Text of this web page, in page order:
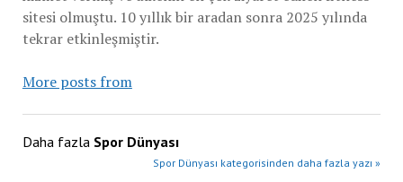
sitesi olmuştu. 10 yıllık bir aradan sonra 2025 yılında
tekrar etkinleşmiştir.
More posts from
Daha fazla Spor Dünyası
Spor Dünyası kategorisinden daha fazla yazı »